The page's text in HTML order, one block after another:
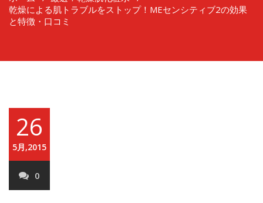
乾燥による肌トラブルをストップ！MEセンシティブ2の効果
と特徴・口コミ
26
5月,2015
0